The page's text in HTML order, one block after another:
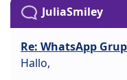
JuliaSmiley
Re: WhatsApp
Hallo,